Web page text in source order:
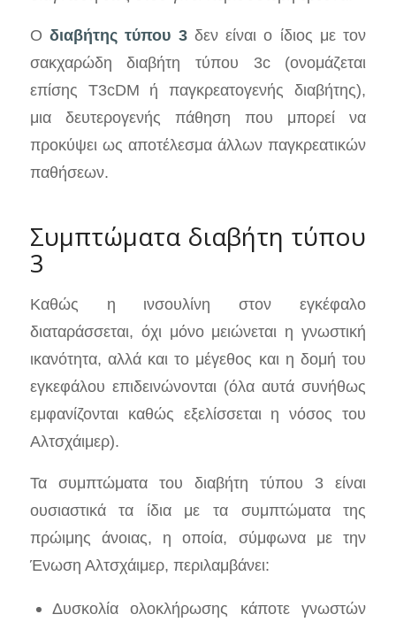
Ο διαβήτης τύπου 3δεν είναι ο ίδιος με τον
σακχαρώδη διαβήτη τύπου 3c (ονομάζεται
επίσης T3cDM ή παγκρεατογενής διαβήτης),
μια δευτερογενής πάθηση που μπορεί να
προκύψει ως αποτέλεσμα άλλων παγκρεατικών
παθήσεων.
Συμπτώματα διαβήτη τύπου
3
Καθώς η ινσουλίνη στον εγκέφαλο
διαταράσσεται, όχι μόνο μειώνεται η γνωστική
ικανότητα, αλλά και το μέγεθος και η δομή του
εγκεφάλου επιδεινώνονται (όλα αυτά συνήθως
εμφανίζονται καθώς εξελίσσεται η νόσος του
Αλτσχάιμερ).
Τα συμπτώματα του διαβήτη τύπου 3 είναι
ουσιαστικά τα ίδια με τα συμπτώματα της
πρώιμης άνοιας, η οποία, σύμφωνα με την
Ένωση Αλτσχάιμερ, περιλαμβάνει:
Δυσκολία ολοκλήρωσης κάποτε γνωστών